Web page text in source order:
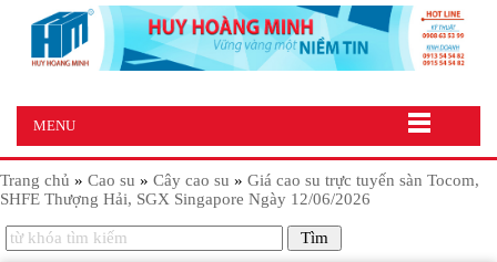
MENU
Trang chủ » Cao su » Cây cao su » Giá cao su trực tuyến sàn Tocom,
SHFE Thượng Hải, SGX Singapore Ngày 12/06/2026